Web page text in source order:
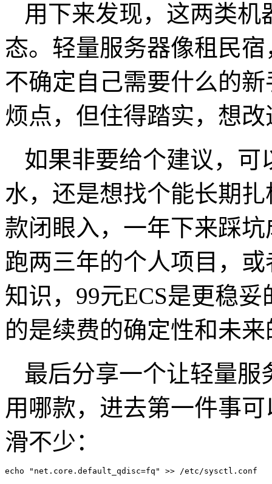
用下来发现，这两类
态。轻量服务器像租民
不确定自己需要什么的新
烦点，但住得踏实，想
如果非要给个建议，可
水，还是想找个能长期
款闭眼入，一年下来踩
跑两三年的个人项目，
知识， 99元ECS是更稳妥
的是续费的确定性和未
最后分享一个让轻量
用哪款，进去第一件事
滑不少：
echo "net.core.default_qdisc=fq" >> /etc/sysctl.conf